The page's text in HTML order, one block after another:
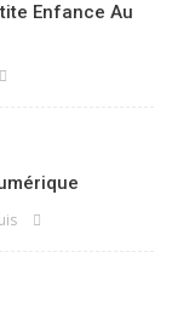
Enfance Au